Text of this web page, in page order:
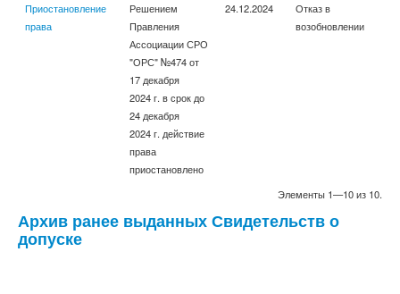
Приостановление
права
Решением
Правления
Ассоциации СРО
"ОРС" №474 от
17 декабря
2024 г. в срок до
24 декабря
2024 г. действие
права
приостановлено
24.12.2024
Отказ в
возобновлении
Элементы 1—10 из 10.
Архив ранее выданных Свидетельств о
допуске